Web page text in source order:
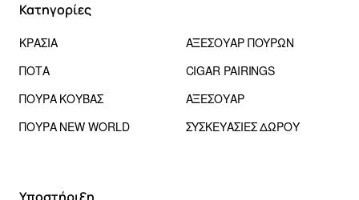
Κατηγορίες
ΚΡΑΣΙΑ
ΠΟΤΑ
ΠΟΥΡΑ ΚΟΥΒΑΣ
ΠΟΥΡΑ NEW WORLD
ΑΞΕΣΟΥΑΡ ΠΟΥΡΩΝ
CIGAR PAIRINGS
ΑΞΕΣΟΥΑΡ
ΣΥΣΚΕΥΑΣΙΕΣ ΔΩΡΟΥ